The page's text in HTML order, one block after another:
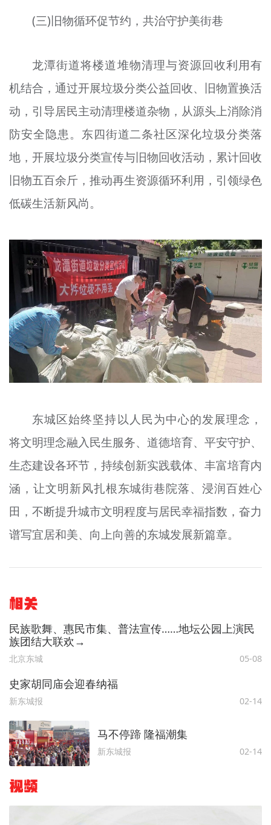
(三)旧物循环促节约，共治守护美街巷
龙潭街道将楼道堆物清理与资源回收利用有
机结合，通过开展垃圾分类公益回收、旧物置换活
动，引导居民主动清理楼道杂物，从源头上消除消
防安全隐患。东四街道二条社区深化垃圾分类落
地，开展垃圾分类宣传与旧物回收活动，累计回收
旧物五百余斤，推动再生资源循环利用，引领绿色
低碳生活新风尚。
东城区始终坚持以人民为中心的发展理念，
将文明理念融入民生服务、道德培育、平安守护、
生态建设各环节，持续创新实践载体、丰富培育内
涵，让文明新风扎根东城街巷院落、浸润百姓心
田，不断提升城市文明程度与居民幸福指数，奋力
谱写宜居和美、向上向善的东城发展新篇章。
相关
民族歌舞、惠民市集、普法宣传……地坛公园上演民
族团结大联欢→
北京东城 05-08
史家胡同庙会迎春纳福
新东城报 02-14
马不停蹄 隆福潮集
新东城报 02-14
视频